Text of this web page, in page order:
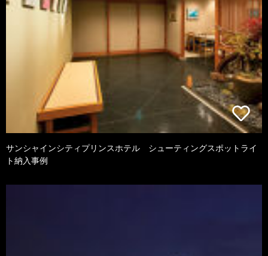
サンシャインシティプリンスホテル シューティングスポットライ
ト納入事例